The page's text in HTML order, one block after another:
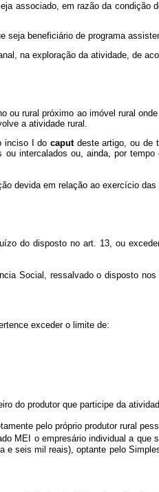
associado, em razão da condição
seja beneficiário de programa
na exploração da atividade, de
rural próximo ao imóvel rural
a atividade rural.
inciso I docaputdeste artigo, ou de
intercalados ou, ainda, por
devida em relação ao exercício
do disposto no art. 13, ou
Social, ressalvado o disposto
exceder o limite de:
do produtor que participe da
pelo próprio produtor rural
MEI o empresário individual a que
seis mil reais), optante pelo